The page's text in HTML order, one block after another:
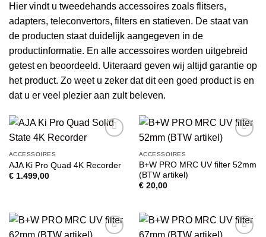
Hier vindt u tweedehands accessoires zoals flitsers,
adapters, teleconvertors, filters en statieven. De staat van
de producten staat duidelijk aangegeven in de
productinformatie. En alle accessoires worden uitgebreid
getest en beoordeeld. Uiteraard geven wij altijd garantie op
het product. Zo weet u zeker dat dit een goed product is en
dat u er veel plezier aan zult beleven.
WENSENLIJST
ACCESSOIRES
AJA Ki Pro Quad 4K Recorder
€1.499,00
WENSENLIJST
ACCESSOIRES
B+W PRO MRC UV filter 52mm
(BTW artikel)
€20,00